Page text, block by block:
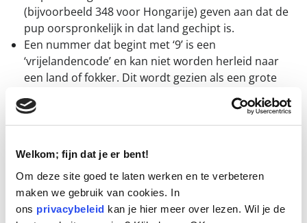
Welkom; fijn dat je er bent!
Om deze site goed te laten werken en te verbeteren
maken we gebruik van cookies. In
ons privacybeleid kan je hier meer over lezen. Wil je de
(bijvoorbeeld 348 voor Hongarije) geven aan dat de
pup oorspronkelijk in dat land gechipt is.
Een nummer dat begint met ‘9’ is een
‘vrijelandencode’ en kan niet worden herleid naar
een land of fokker. Dit wordt gezien als een grote
Puppy’s met een chip die start met een 9 worden vaak
pups verkopen zonder duidelijke herkomst en die
vaker ziek of slecht gesocialiseerd zijn.
Bekijk de chipcodes per land